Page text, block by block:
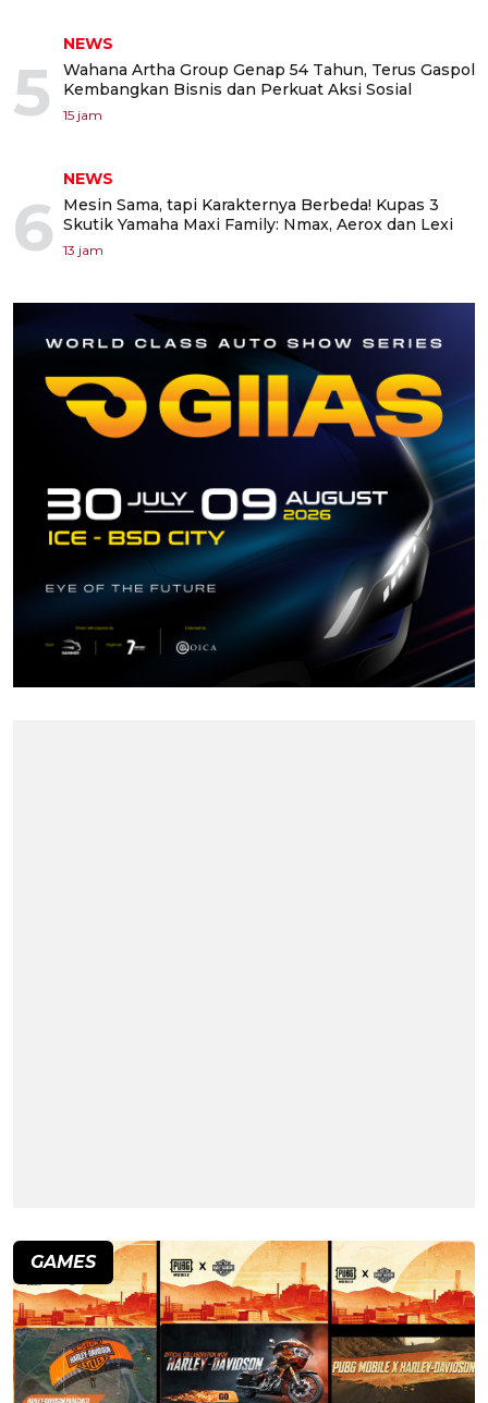
5
NEWS
Wahana Artha Group Genap 54 Tahun, Terus Gaspol
Kembangkan Bisnis dan Perkuat Aksi Sosial
15 jam
6
NEWS
Mesin Sama, tapi Karakternya Berbeda! Kupas 3
Skutik Yamaha Maxi Family: Nmax, Aerox dan Lexi
13 jam
GAMES